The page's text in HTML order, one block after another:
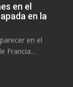
en el
en la
en el
Francia...